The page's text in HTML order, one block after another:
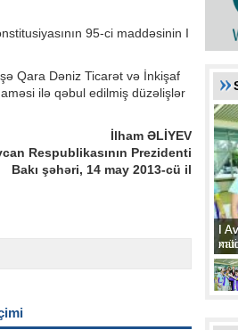
95-ci maddəsinin I
Qara Dəniz Ticarət və İnkişaf
ilə qəbul edilmiş düzəlişlər
İlham ƏLİYEV
Respublikasının Prezidenti
Bakı şəhəri, 14 may 2013-cü il
II